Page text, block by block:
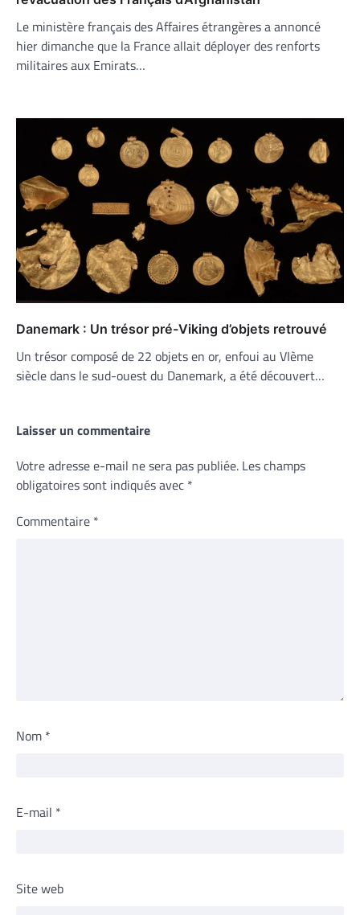
Le ministère français des Affaires étrangères a annoncé
hier dimanche que la France allait déployer des renforts
militaires aux Emirats…
Danemark : Un trésor pré-Viking d’objets retrouvé
Un trésor composé de 22 objets en or, enfoui au VIème
siècle dans le sud-ouest du Danemark, a été découvert…
Laisser un commentaire
Votre adresse e-mail ne sera pas publiée. Les champs
obligatoires sont indiqués avec *
Commentaire *
Nom *
E-mail *
Site web